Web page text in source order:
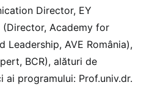
Director, EY
(Director, Academy for
Leadership, AVE România),
BCR), alături de
programului: Prof.univ.dr.